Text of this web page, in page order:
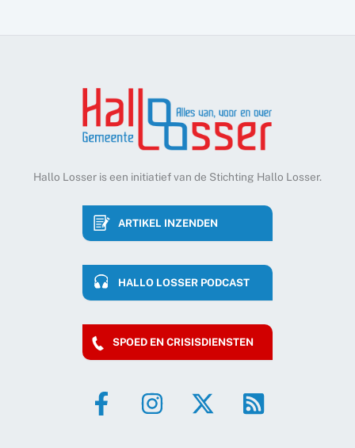
Hallo Losser is een initiatief van de Stichting Hallo Losser.
ARTIKEL INZENDEN
HALLO LOSSER PODCAST
SPOED EN CRISISDIENSTEN